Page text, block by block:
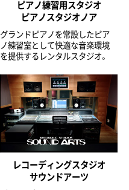
ピアノ練習用スタジオ
ピアノスタジオノア
グランドピアノを常設したピア
ノ練習室として快適な音楽環境
を提供するレンタルスタジオ。
レコーディングスタジオ
サウンドアーツ